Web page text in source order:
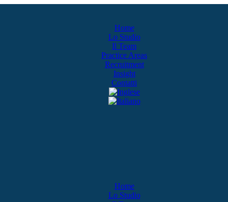
Home
Lo Studio
Il Team
Practice Areas
Recruitment
Insight
Contatti
Home
Lo Studio